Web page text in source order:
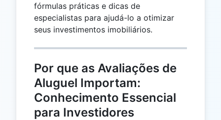
fórmulas práticas e dicas de
especialistas para ajudá-lo a otimizar
seus investimentos imobiliários.
Por que as Avaliações de
Aluguel Importam:
Conhecimento Essencial
para Investidores